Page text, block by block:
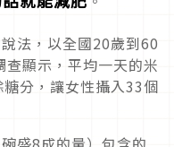
法，以全國20歲到60
顯示，平均一天的米
分，讓女性攝入33個